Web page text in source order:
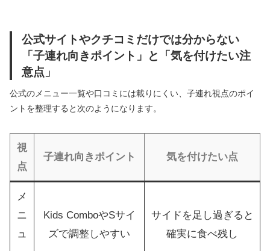
公式サイトやクチコミだけでは分からない
「子連れ向きポイント」と「気を付けたい注
意点」
公式のメニュー一覧や口コミには載りにくい、子連れ視点のポイ
ントを整理すると次のようになります。
視
点
子連れ向きポイント 気を付けたい点
メ
ニ
ュ
Kids ComboやSサイ
ズで調整しやすい
サイドを足し過ぎると
確実に食べ残し